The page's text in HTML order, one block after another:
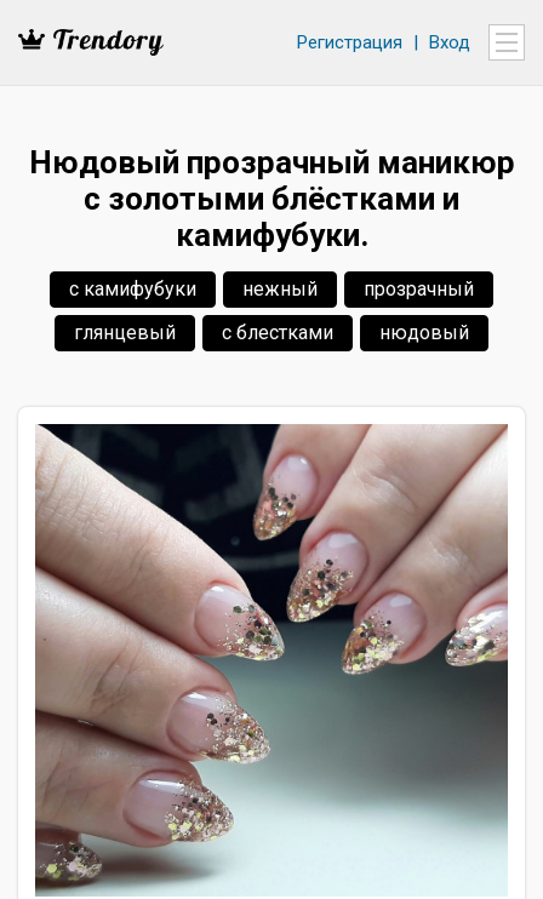
Регистрация | Вход
Нюдовый прозрачный маникюр
с золотыми блёстками и
камифубуки.
с камифубуки нежный
прозрачный
глянцевый
с блестками нюдовый